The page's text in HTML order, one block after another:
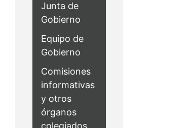
Junta de
Gobierno
Equipo de
Gobierno
Comisiones
informativas
y otros
órganos
colegiados